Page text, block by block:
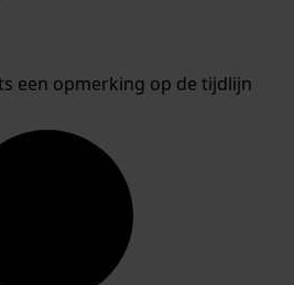
een opmerking op de tijdlijn